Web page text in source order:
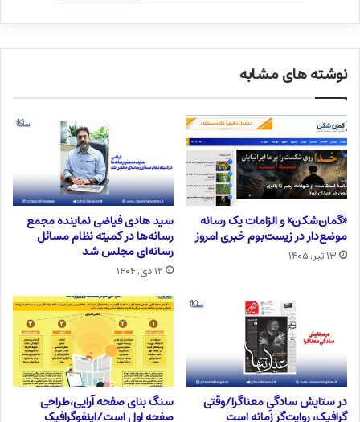
نوشته های مشابه
«گمان‌شکن» و الزامات یک رسانه
موضع‌دار در زیست‌بوم خبری امروز
۱۳ تیر, ۱۴۰۵
سید هادی فیاضی نماینده مجمع
رسانه‌ها در کمیته نظام مسائل
رسانه‌ای مجلس شد
۱۲ دی, ۱۴۰۴
در ستایش سادگیِ معناگرا/وقتی
گرافیک، روایت‌گر زمانه است
سنگ بنای صفحه آرایی،طراحی
صفحه اول است/اینفوگرافیک